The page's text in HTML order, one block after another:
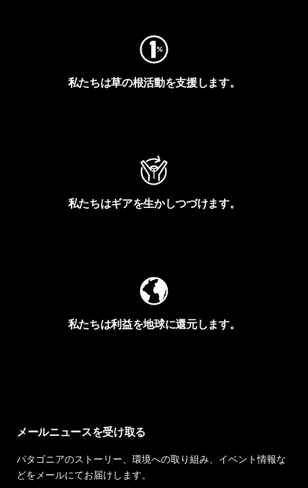
私たちは草の根活動を支援します。
私たちはギアを生かしつづけます。
私たちは利益を地球に還元します。
メールニュースを受け取る
パタゴニアのストーリー、環境への取り組み、イベント情報な
どをメールにてお届けします。